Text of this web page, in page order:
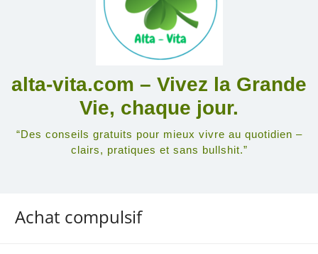
alta-vita.com – Vivez la Grande
Vie, chaque jour.
“Des conseils gratuits pour mieux vivre au quotidien –
clairs, pratiques et sans bullshit.”
Achat compulsif